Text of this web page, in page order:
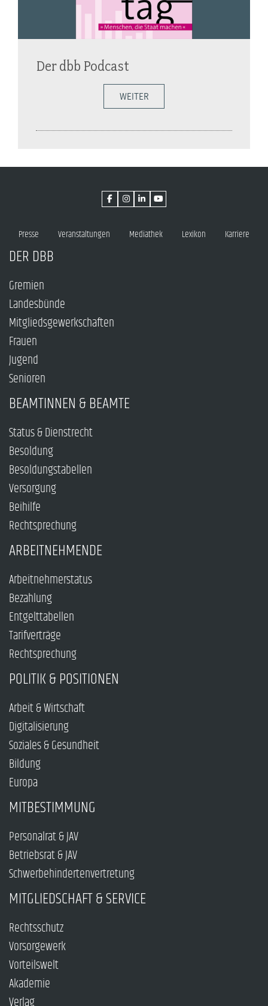
Der dbb Podcast
WEITER
Presse Veranstaltungen Mediathek Lexikon Karriere
DER DBB
Gremien
Landesbünde
Mitgliedsgewerkschaften
Frauen
Jugend
Senioren
BEAMTINNEN & BEAMTE
Status & Dienstrecht
Besoldung
Besoldungstabellen
Versorgung
Beihilfe
Rechtsprechung
ARBEITNEHMENDE
Arbeitnehmerstatus
Bezahlung
Entgelttabellen
Tarifverträge
Rechtsprechung
POLITIK & POSITIONEN
Arbeit & Wirtschaft
Digitalisierung
Soziales & Gesundheit
Bildung
Europa
MITBESTIMMUNG
Personalrat & JAV
Betriebsrat & JAV
Schwerbehindertenvertretung
MITGLIEDSCHAFT & SERVICE
Rechtsschutz
Vorsorgewerk
Vorteilswelt
Akademie